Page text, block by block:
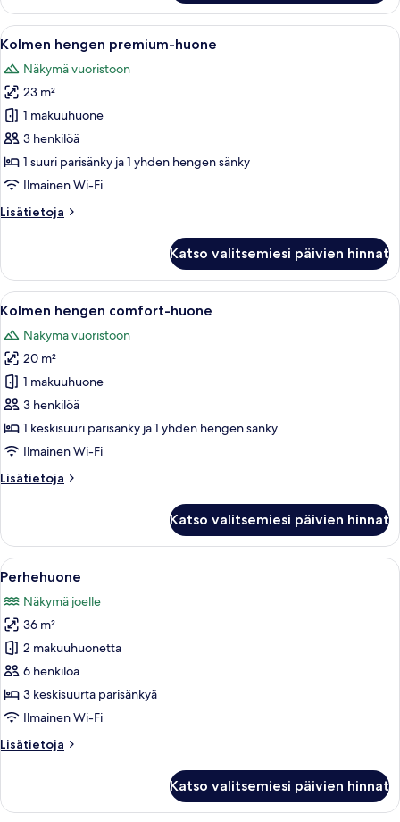
huone
Avaa
kaikki
huonetyypin
Kolmen
hengen
premium-
huone
kuvat
Kaksi puutaloa, joissa on kuisti, ja
13
Kolmen hengen premium-huone
Näkymä vuoristoon
23 m²
1 makuuhuone
3 henkilöä
1 suuri parisänky ja 1 yhden hengen sänky
Ilmainen Wi-Fi
Lisätietoja
Lisätietoja
premium-
huone
Katso valitsemiesi päivien hinnat
Avaa
kaikki
huonetyypin
Kolmen
hengen
comfort-
huone
kuvat
Puinen rakennelma, jossa on
6
Kolmen hengen comfort-huone
Näkymä vuoristoon
20 m²
1 makuuhuone
3 henkilöä
1 keskisuuri parisänky ja 1 yhden hengen sänky
Ilmainen Wi-Fi
Lisätietoja
Lisätietoja
comfort-
huone
Katso valitsemiesi päivien hinnat
Avaa
kaikki
huonetyypin
Perhehuone
kuvat
Tunnelmallinen, maalaishenkinen
13
Perhehuone
Näkymä joelle
36 m²
2 makuuhuonetta
6 henkilöä
3 keskisuurta parisänkyä
Ilmainen Wi-Fi
Lisätietoja
Lisätietoja
Katso valitsemiesi päivien hinnat